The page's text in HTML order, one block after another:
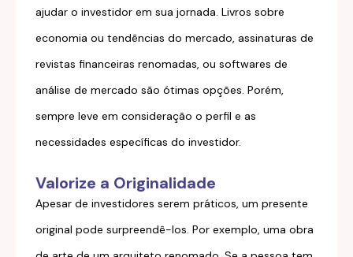
ajudar o investidor em sua jornada. Livros sobre
economia ou tendências do mercado, assinaturas de
revistas financeiras renomadas, ou softwares de
análise de mercado são ótimas opções. Porém,
sempre leve em consideração o perfil e as
necessidades específicas do investidor.
Valorize a Originalidade
Apesar de investidores serem práticos, um presente
original pode surpreendê-los. Por exemplo, uma obra